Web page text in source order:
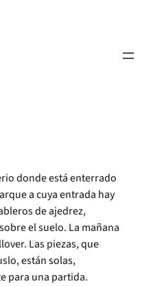
donde está enterrado
a cuya entrada hay
de ajedrez,
el suelo. La mañana
Las piezas, que
están solas,
para una partida.